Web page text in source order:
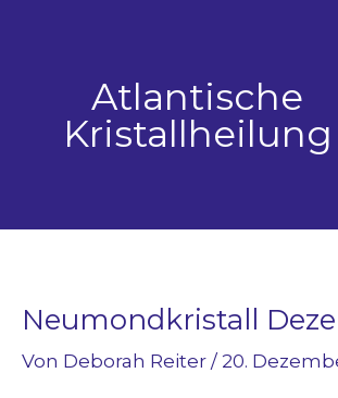
Atlantische
Kristallheilung
Neumondkristall
Von Deborah Reiter / 20.